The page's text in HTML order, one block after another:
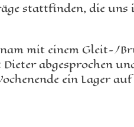
stattfinden, die uns
mit einem Gleit-/
abgesprochen
ein Lager